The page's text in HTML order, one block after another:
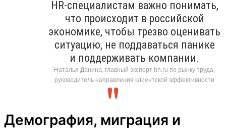
HR-специалистам важно понимать,
что происходит в российской
экономике, чтобы трезво оценивать
ситуацию, не поддаваться панике
и поддерживать компании.
Наталья Данина, главный эксперт hh.ru по рынку труда,
руководитель направления клиентской эффективности
Демография, миграция и